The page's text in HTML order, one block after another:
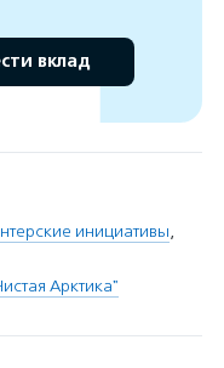
вклад
инициативы,
Арктика"